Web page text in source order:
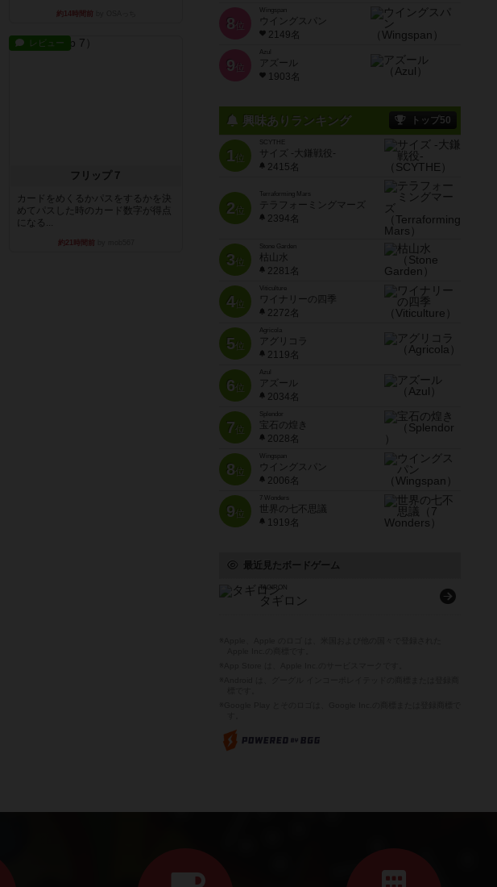
約14時間前
レビュー
フリップ７
カードをめくるかパスをするかを決
めてパスした時のカード数字が得点
になる...
約21時間前
8 位
Wingspan
ウイングスパン
2149名
9 位
Azul
アズール
1903名
興味ありランキング トップ50
1位
SCYTHE
サイズ -大鎌戦役-
2415名
2位
Terraforming Mars
テラフォーミングマーズ
2394名
3位
Stone Garden
枯山水
2281名
4位
Viticulture
ワイナリーの四季
2272名
5位
Agricola
アグリコラ
2119名
6位
Azul
アズール
2034名
7位
宝石の煌き
2028名
8位
Wingspan
ウイングスパン
2006名
9位
7 Wonders
世界の七不思議
1919名
最近見たボードゲーム
TAGIRON
タギロン